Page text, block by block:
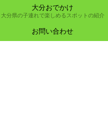
大分おでかけ
大分県の子連れで楽しめるスポットの紹介
お問い合わせ